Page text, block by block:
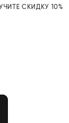
СКИДКУ 10%